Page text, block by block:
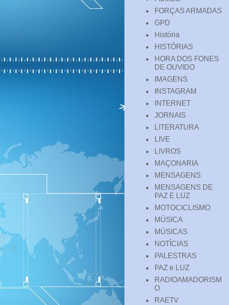
FORÇAS ARMADAS
GPD
História
HISTÓRIAS
HORA DOS FONES
DE OUVIDO
IMAGENS
INSTAGRAM
INTERNET
JORNAIS
LITERATURA
LIVE
LIVROS
MAÇONARIA
MENSAGENS
MENSAGENS DE
PAZ E LUZ
MOTOCICLISMO
MÚSICA
MÚSICAS
NOTÍCIAS
PALESTRAS
PAZ e LUZ
RADIOAMADORISM
O
RAETV